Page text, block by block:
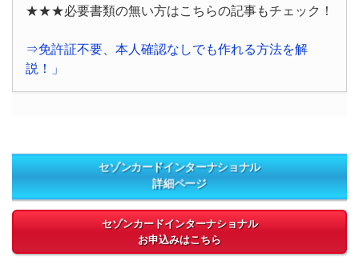
★★★必要書類の無い方はこちらの記事もチェック！
⇒免許証不要、本人確認なしでも作れる方法を解
説！」
セゾンカードインターナショナル
詳細ページ
セゾンカードインターナショナル
お申込みはこちら